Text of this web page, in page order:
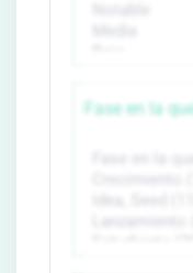
Fase en la